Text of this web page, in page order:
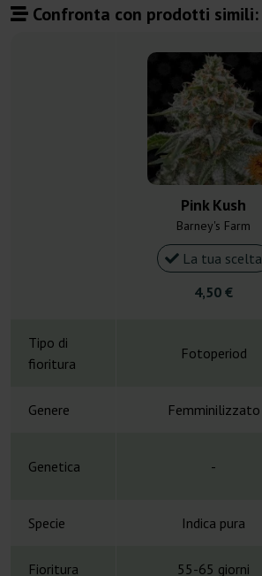
Confronta con prodotti simili:
Pink Kush
Barney's Farm
La tua scelta
4,50 €
Tipo di
fioritura
Fotoperiod
Genere Femminilizzato
Genetica -
Specie Indica pura
Fioritura 55-65 giorni